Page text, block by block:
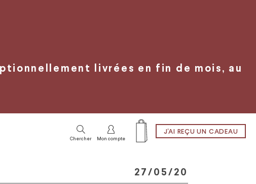
livrées en fin de mois, au
J'AI REÇU UN CADEAU
Chercher Mon compte
27/05/20